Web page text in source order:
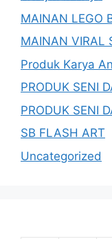
MAINAN LEGO
MAINAN VIRAL
Produk Karya
PRODUK SENI
PRODUK SENI
SB FLASH ART
Uncategorized